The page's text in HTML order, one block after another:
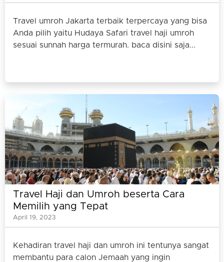
Travel umroh Jakarta terbaik terpercaya yang bisa
Anda pilih yaitu Hudaya Safari travel haji umroh
sesuai sunnah harga termurah. baca disini saja...
Travel Haji dan Umroh beserta Cara
Memilih yang Tepat
April 19, 2023
Kehadiran travel haji dan umroh ini tentunya sangat
membantu para calon Jemaah yang ingin